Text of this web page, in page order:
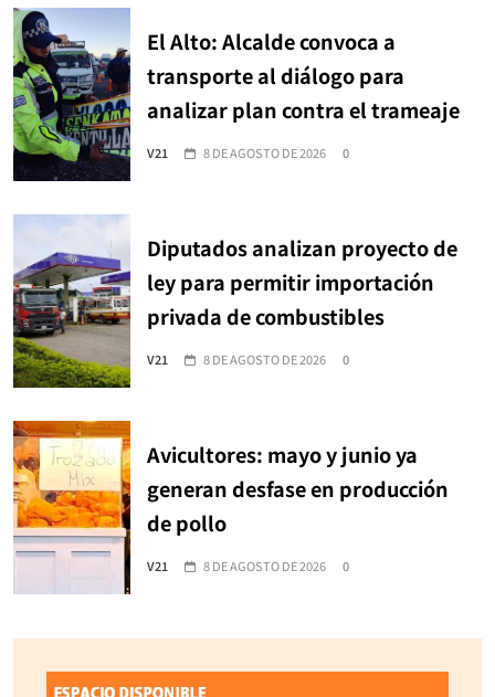
El Alto: Alcalde convoca a
transporte al diálogo para
analizar plan contra el trameaje
V21 8 DE AGOSTO DE 2026 0
Diputados analizan proyecto de
ley para permitir importación
privada de combustibles
V21 8 DE AGOSTO DE 2026 0
Avicultores: mayo y junio ya
generan desfase en producción
de pollo
V21 8 DE AGOSTO DE 2026 0